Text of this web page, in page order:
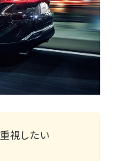
視したい